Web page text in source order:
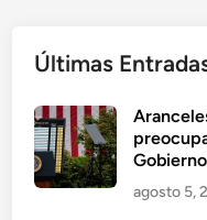
Últimas
agosto 5,